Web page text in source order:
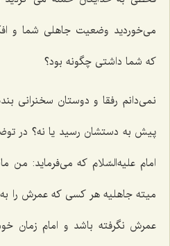
می‌خوردید وضعیت جاهلی شما و
كه شما داشتی چگونه بود؟
نمی‌دانم رفقا و دوستان سخنرانی
پیش به دستشان رسید یا نه؟ در
امام علیه‌السّلام كه می‌فرماید: من
ميته جاهليه‌ هر كسی كه عمرش را به
عمرش نگرفته باشد و امام زمان